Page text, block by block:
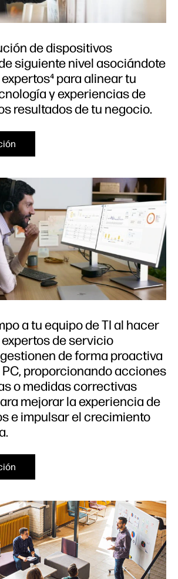
de dispositivos
siguiente nivel asociándote
para alinear tu
y experiencias de
resultados de tu negocio.
a tu equipo de TI al hacer
de servicio
de forma proactiva
proporcionando acciones
o medidas correctivas
mejorar la experiencia de
e impulsar el crecimiento